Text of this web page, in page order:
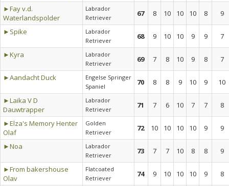
►Fay v.d.
Waterlandspolder
Labrador
Retriever
67 8 10 10 10 8
9
►Spike
Labrador
Retriever
68 9 10 10 9 9
7
►Kyra
Labrador
Retriever
69 7 8 10 9 8
7
►Aandacht Duck
Engelse Springer
Spaniel
70 8 8 9 10 9
10
►Laika V D
Dauwtrapper
Labrador
Retriever
71 7 6 10 7 7
8
►Elza's Memory Henter
Olaf
Golden
Retriever
72 10 10 10 10 9
9
►Noa
Labrador
Retriever
73 7 7 10 8 8
9
►From bakershouse
Olav
Flatcoated
Retriever
74 9 10 10 10 9
8